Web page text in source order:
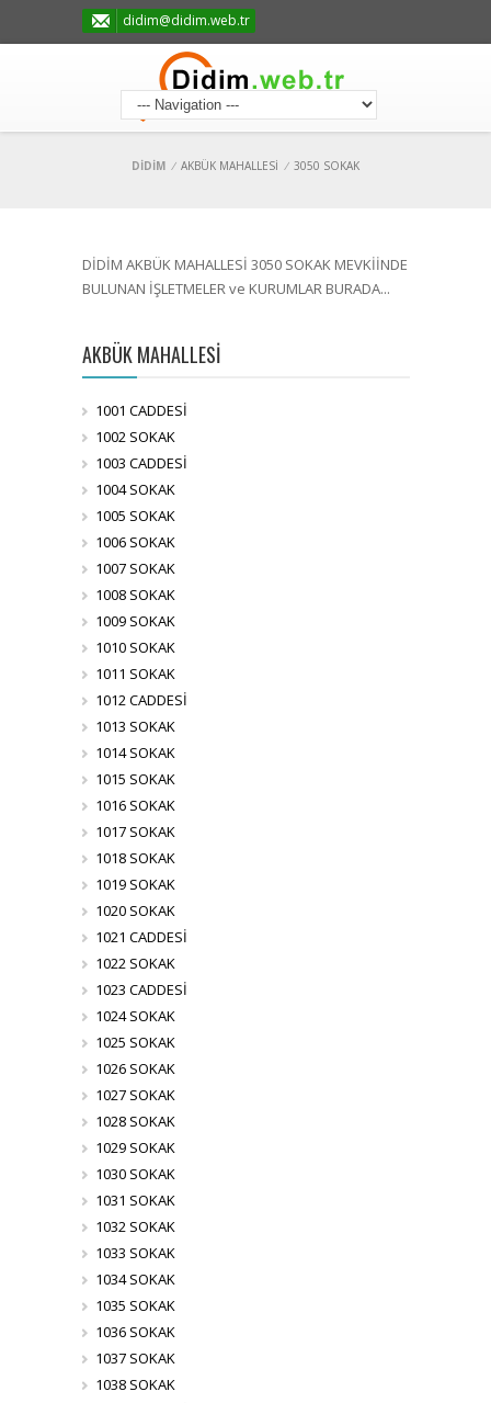
didim@didim.web.tr
DİDİM / AKBÜK MAHALLESİ / 3050 SOKAK
DİDİM AKBÜK MAHALLESİ 3050 SOKAK MEVKİİNDE
BULUNAN İŞLETMELER ve KURUMLAR BURADA...
AKBÜK MAHALLESİ
1001 CADDESİ
1002 SOKAK
1003 CADDESİ
1004 SOKAK
1005 SOKAK
1006 SOKAK
1007 SOKAK
1008 SOKAK
1009 SOKAK
1010 SOKAK
1011 SOKAK
1012 CADDESİ
1013 SOKAK
1014 SOKAK
1015 SOKAK
1016 SOKAK
1017 SOKAK
1018 SOKAK
1019 SOKAK
1020 SOKAK
1021 CADDESİ
1022 SOKAK
1023 CADDESİ
1024 SOKAK
1025 SOKAK
1026 SOKAK
1027 SOKAK
1028 SOKAK
1029 SOKAK
1030 SOKAK
1031 SOKAK
1032 SOKAK
1033 SOKAK
1034 SOKAK
1035 SOKAK
1036 SOKAK
1037 SOKAK
1038 SOKAK